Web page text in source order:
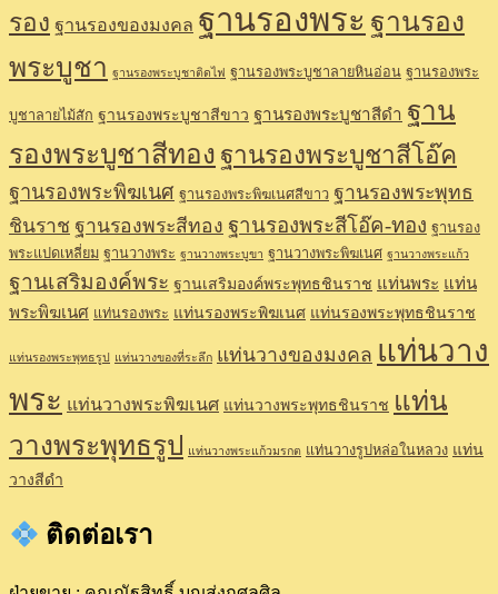
รอง ฐานรองของมงคล ฐานรองพระ ฐานรอง
พระบูชา ฐานรองพระบูชาติดไฟ ฐานรองพระบูชาลายหินอ่อน ฐานรองพระ
บูชาลายไม้สัก ฐานรองพระบูชาสีขาว ฐานรองพระบูชาสีดำ ฐาน
รองพระบูชาสีทอง ฐานรองพระบูชาสีโอ๊ค
ฐานรองพระพิฆเนศ ฐานรองพระพิฆเนศสีขาว ฐานรองพระพุทธ
ชินราช ฐานรองพระสีทอง ฐานรองพระสีโอ๊ค-ทอง ฐานรอง
พระแปดเหลี่ยม ฐานวางพระ ฐานวางพระบูขา ฐานวางพระพิฆเนศ ฐานวางพระแก้ว
ฐานเสริมองค์พระ ฐานเสริมองค์พระพุทธชินราช แท่นพระ แท่น
พระพิฆเนศ แท่นรองพระ แท่นรองพระพิฆเนศ แท่นรองพระพุทธชินราช
แท่นรองพระพุทธรูป แท่นวางของที่ระลึก แท่นวางของมงคล แท่นวาง
พระ แท่นวางพระพิฆเนศ แท่นวางพระพุทธชินราช แท่น
วางพระพุทธรูป แท่นวางพระแก้วมรกต แท่นวางรูปหล่อในหลวง แท่น
วางสีดำ
ติดต่อเรา